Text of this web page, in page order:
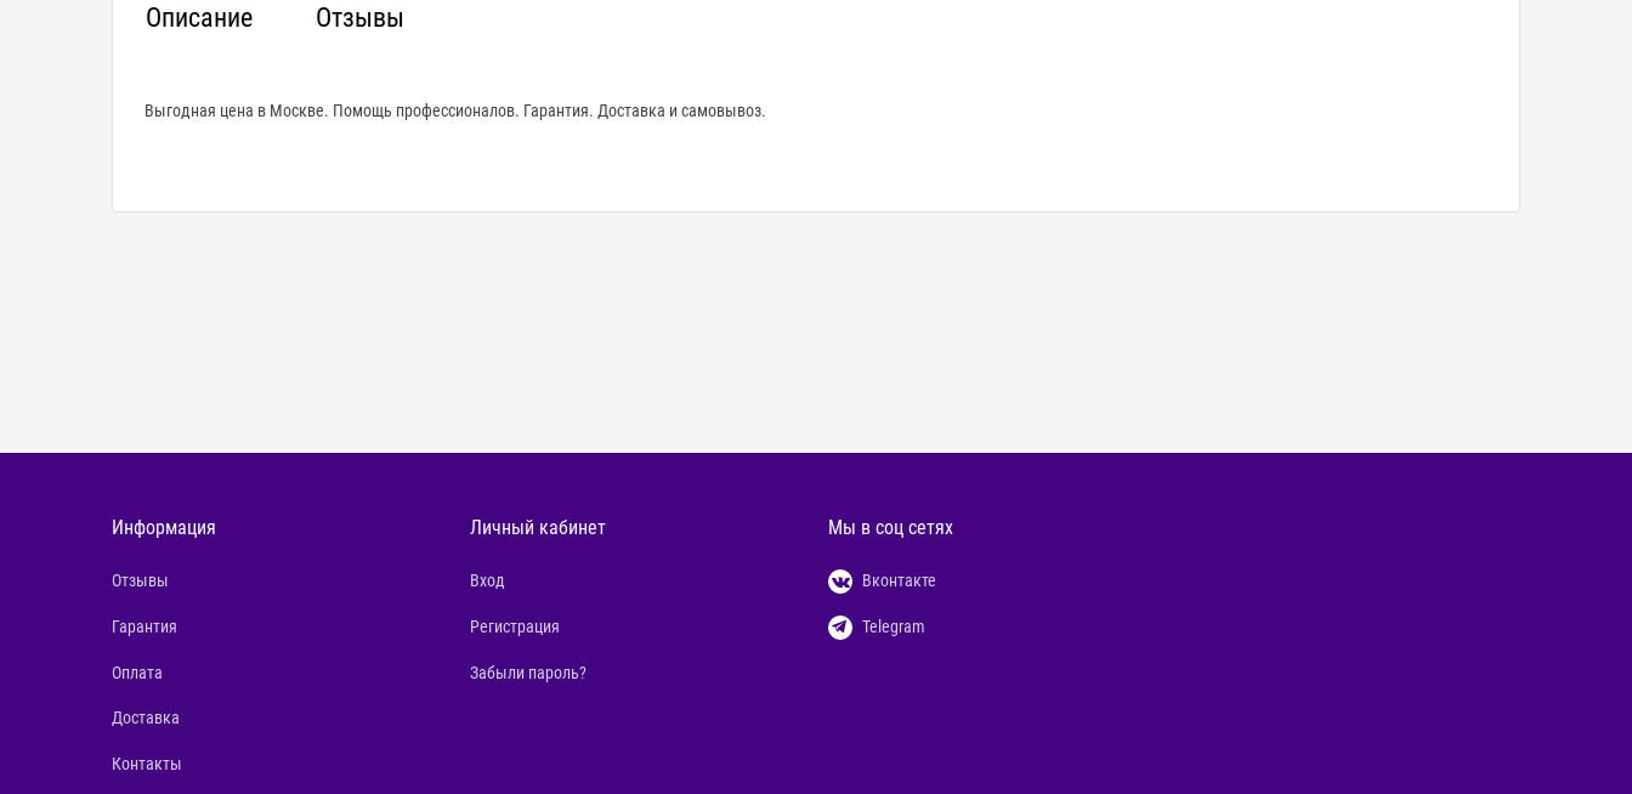
Описание Отзывы
Выгодная цена в Москве. Помощь профессионалов. Гарантия. Доставка и самовывоз.
Информация
Отзывы
Гарантия
Оплата
Доставка
Контакты
Личный кабинет
Вход
Регистрация
Забыли пароль?
Мы в соц сетях
Вконтакте
Telegram